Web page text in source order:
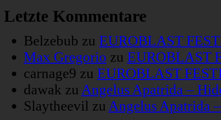
Letzte Kommentare
Belzebub zu EUROBLAST
Max Gregorio zu EUROBLAST
carnage9 zu EUROBLAST
dawak zu Angelus Apatrida –
Slaytheevil zu Angelus Apatrida